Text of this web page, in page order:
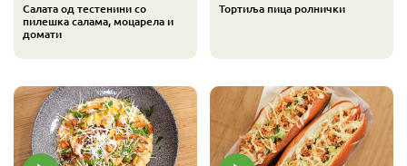
Салата од тестенини со
пилешка салама, моцарела и
домати
Тортиља пица ролнички